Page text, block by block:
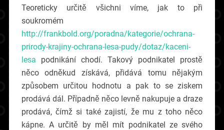
Teoreticky určitě všichni víme, jak to při
soukromém
http://frankbold.org/poradna/kategorie/ochrana-
prirody-krajiny-ochrana-lesa-pudy/dotaz/kaceni-
lesa podnikání chodí. Takový podnikatel prostě
něco odněkud získává, přidává tomu nějakým
způsobem určitou hodnotu a pak to se ziskem
prodává dál. Případně něco levně nakupuje a draze
prodává, čímž si také zajistí, že mu z toho něco
kápne. A určitě by měl mít podnikatel ze svého